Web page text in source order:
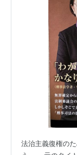
法治主義復権の